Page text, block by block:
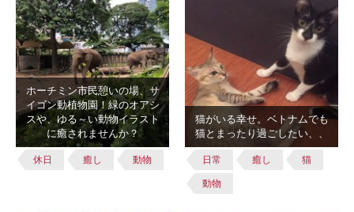
ホーチミン市民憩いの場、サ
イゴン動植物園！緑のオアシ
スや、ゆる～い動物イラスト
に癒されませんか？
休日 癒し 動物
猫がいる幸せ。ベトナムでも
猫とまったり過ごしたい、、
日常 癒し 猫
動物